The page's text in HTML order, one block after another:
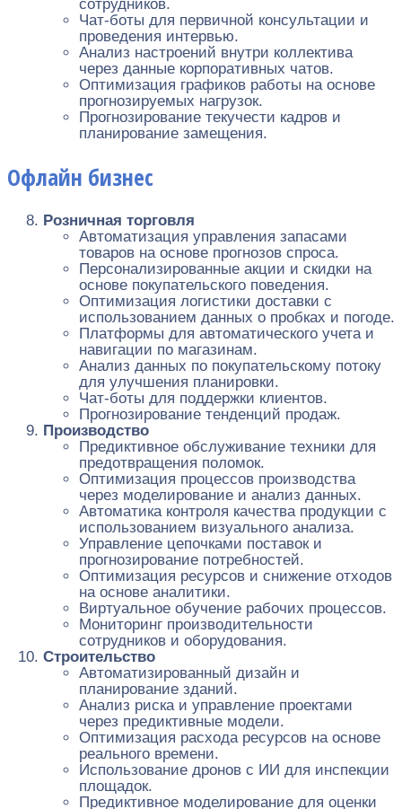
сотрудников.
Чат-боты для первичной консультации и
проведения интервью.
Анализ настроений внутри коллектива
через данные корпоративных чатов.
Оптимизация графиков работы на основе
прогнозируемых нагрузок.
Прогнозирование текучести кадров и
планирование замещения.
Офлайн бизнес
Розничная торговля
Автоматизация управления запасами
товаров на основе прогнозов спроса.
Персонализированные акции и скидки на
основе покупательского поведения.
Оптимизация логистики доставки с
использованием данных о пробках и погоде.
Платформы для автоматического учета и
навигации по магазинам.
Анализ данных по покупательскому потоку
для улучшения планировки.
Чат-боты для поддержки клиентов.
Прогнозирование тенденций продаж.
Производство
Предиктивное обслуживание техники для
предотвращения поломок.
Оптимизация процессов производства
через моделирование и анализ данных.
Автоматика контроля качества продукции с
использованием визуального анализа.
Управление цепочками поставок и
прогнозирование потребностей.
Оптимизация ресурсов и снижение отходов
на основе аналитики.
Виртуальное обучение рабочих процессов.
Мониторинг производительности
сотрудников и оборудования.
Строительство
Автоматизированный дизайн и
планирование зданий.
Анализ риска и управление проектами
через предиктивные модели.
Оптимизация расхода ресурсов на основе
реального времени.
Использование дронов с ИИ для инспекции
площадок.
Предиктивное моделирование для оценки